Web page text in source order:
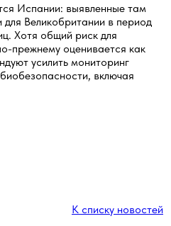
Испании: выявленные там
для Великобритании в период
Хотя общий риск для
прежнему оценивается как
усилить мониторинг
включая
К списку новостей